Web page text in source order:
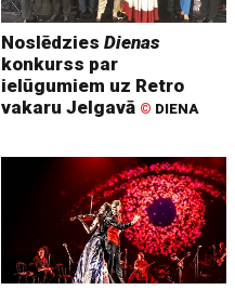
NoslēdziesDienas
konkurss par
ielūgumiem uz Retro
vakaru Jelgavā © DIENA